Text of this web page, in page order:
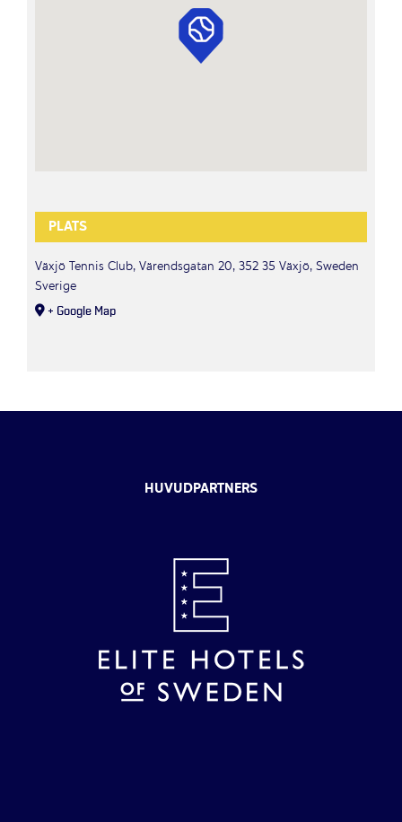
PLATS
Växjö Tennis Club, Värendsgatan 20, 352 35 Växjö, Sweden
Sverige
+ Google Map
HUVUDPARTNERS